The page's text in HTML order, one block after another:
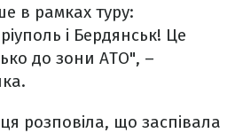
в рамках туру:
і Бердянськ! Це
до зони АТО", –
розповіла, що заспівала